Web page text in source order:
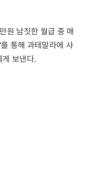
원 남짓한 월급 중 매
통해 과테말라에 사
보낸다.